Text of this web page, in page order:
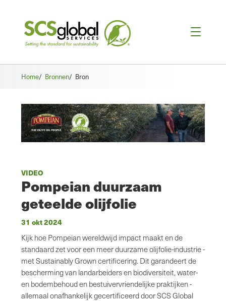
Home/ Bronnen/ Bron
VIDEO
Pompeian duurzaam
geteelde olijfolie
31 okt 2024
Kijk hoe Pompeian wereldwijd impact maakt en de
standaard zet voor een meer duurzame olijfolie-industrie -
met Sustainably Grown certificering. Dit garandeert de
bescherming van landarbeiders en biodiversiteit, water-
en bodembehoud en bestuivervriendelijke praktijken -
allemaal onafhankelijk gecertificeerd door SCS Global